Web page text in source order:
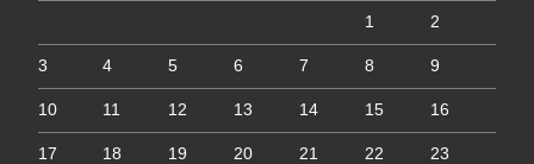
1 2
3 4 5 6 7 8 9
10 11 12 13 14 15 16
17 18 19 20 21 22 23